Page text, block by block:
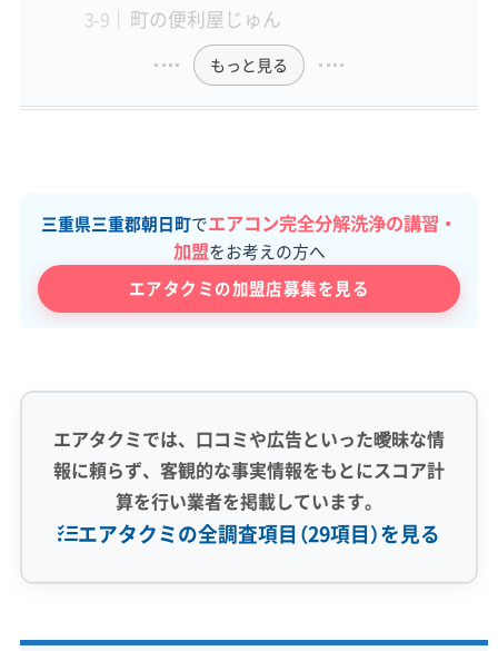
町の便利屋じゅん
もっと見る
三重県三重郡朝日町でエアコン完全分解洗浄の講習・
加盟をお考えの方へ
エアタクミの加盟店募集を見る
エアタクミでは、口コミや広告といった曖昧な情
報に頼らず、客観的な事実情報をもとにスコア計
算を行い業者を掲載しています。
エアタクミの全調査項目（29項目）を見る